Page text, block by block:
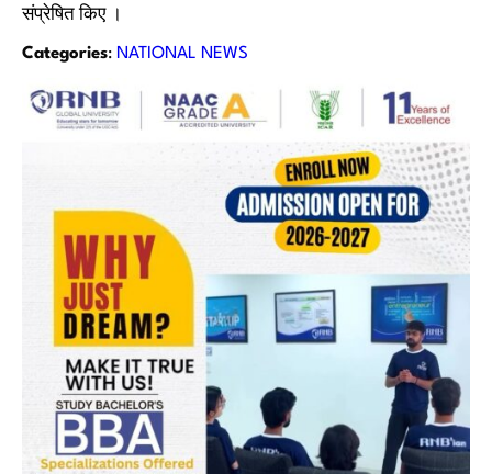
संप्रेषित किए ।
Categories: NATIONAL NEWS